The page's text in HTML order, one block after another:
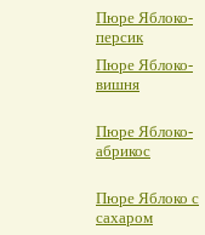
Пюре Яблоко-
персик
Пюре Яблоко-
вишня
Пюре Яблоко-
абрикос
Пюре Яблоко с
сахаром